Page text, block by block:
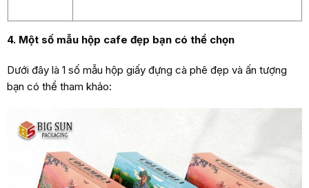
4. Một số mẫu hộp cafe đẹp bạn có thể chọn
Dưới đây là 1 số mẫu hộp giấy đựng cà phê đẹp và ấn tượng
bạn có thể tham khảo: